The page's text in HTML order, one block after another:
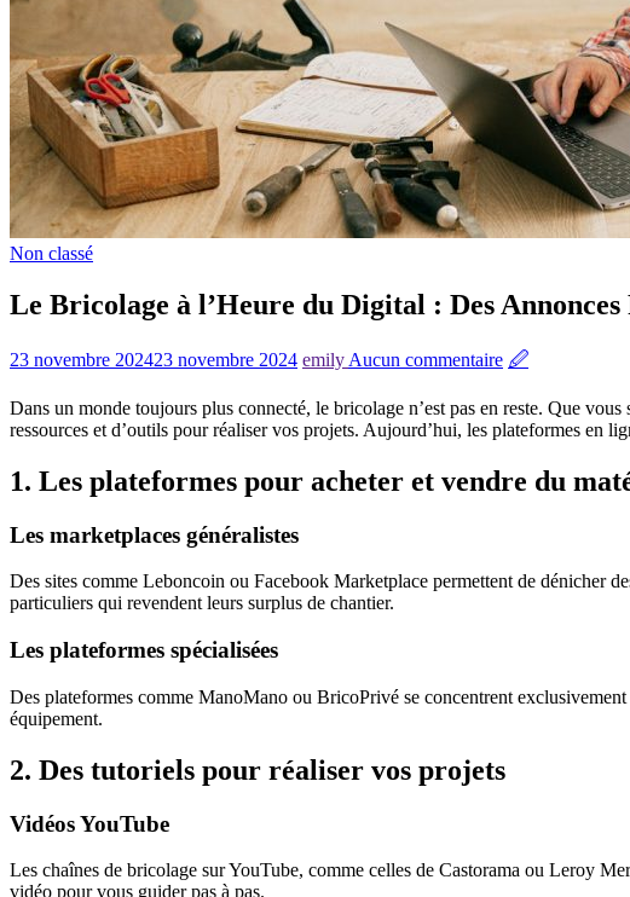
Non classé
Le Bricolage à l’Heure du Digital : Des
23 novembre 202423 novembre 2024 emily Aucun commentaire 🖉
Dans un monde toujours plus connecté, le bricolage n’est pas en reste. Que
ressources et d’outils pour réaliser vos projets. Aujourd’hui, les plateformes en
1. Les plateformes pour acheter et vendre du
Les marketplaces généralistes
Des sites comme Leboncoin ou Facebook Marketplace permettent de dénicher
particuliers qui revendent leurs surplus de chantier.
Les plateformes spécialisées
Des plateformes comme ManoMano ou BricoPrivé se concentrent
équipement.
2. Des tutoriels pour réaliser vos projets
Vidéos YouTube
Les chaînes de bricolage sur YouTube, comme celles de Castorama ou Leroy
vidéo pour vous guider pas à pas.